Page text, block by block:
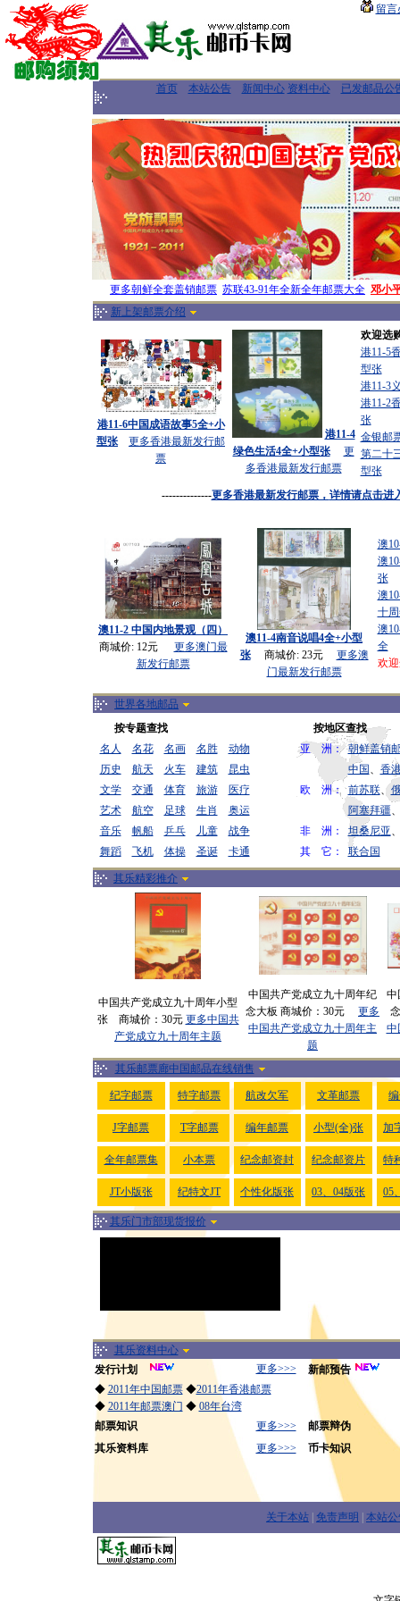
留言
首页 本站公告 新闻中心 资料中心 已发邮品公
更多朝鲜全套盖销邮票 苏联43-91年全新全年邮票大全 邓小
新上架邮票介绍
港11-6中国成语故事5全+小
型张
更多香港最新发行邮
票
港11-4
绿色生活4全+小型张
更
多香港最新发行邮票
欢迎选
港11-5
型张
港11-3
港11-2
张
金银邮
第二十
型张
--------------更多香港最新发行邮票， 详情请点击进
澳11-2 中国内地景观（四）
商城价: 12元
更多澳门最
新发行邮票
澳11-4南音说唱4全+小型
张商城价: 23元 更多澳
门最新发行邮票
澳
澳
张
澳
十
澳
全
欢
世界各地邮品
按专题查找
名人
名花 名画 名胜
动物
历史
航天 火车 建筑
昆虫
文学
交通 体育 旅游
医疗
艺术
航空 足球 生肖
奥运
音乐
帆船 乒乓 儿童
战争
舞蹈
飞机 体操 圣诞 卡通
按地区查找
亚 洲： 朝鲜盖销
中国 、 香
欧 洲： 前苏联、
阿塞拜疆
非 洲：
坦桑尼亚
其 它：
联合国
其乐精彩推介
中国共产党成立九十周年小型
张 商城价：30元 更多中国共
产党成立九十周年主题
中国共产党成立九十周年纪
念大板 商城价：30元 更多
中国共产党成立九十周年主
题
中
中
其乐邮票廊中国邮品在线销售
纪字邮票 特字邮票 航改欠军 文革邮票
J字邮票 T字邮票 编年邮票 小型(全)张 加
全年邮票集 小本票 纪念邮资封 纪念邮资片 特
JT小版张 纪特文JT 个性化版张 03、04版张 05
其乐门市部现货报价
其乐资料中心
发行计划
更多>>>
新邮预告
◆ 2011年中国邮票◆2011年香港邮票
◆ 2011年邮票澳门 ◆ 08年台湾
邮票知识
更多>>>
邮票辩伪
其乐资料库
更多>>> 币卡知识
关于本站 免责声明 本站